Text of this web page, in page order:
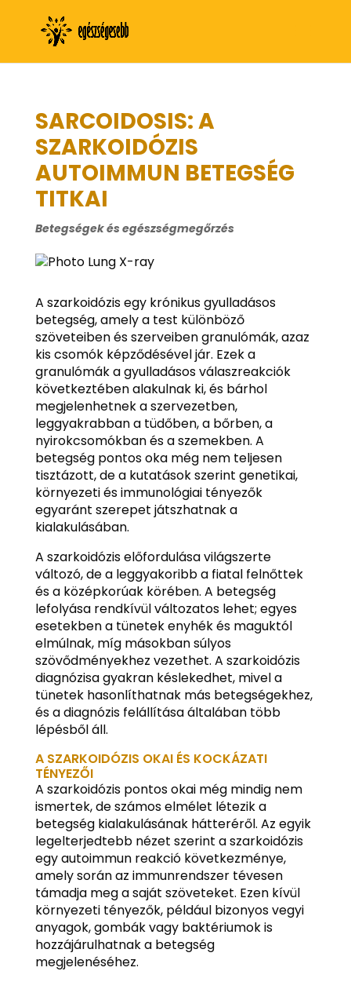
SARCOIDOSIS: A
SZARKOIDÓZIS
AUTOIMMUN BETEGSÉG
TITKAI
Betegségek és egészségmegőrzés
A szarkoidózis egy krónikus gyulladásos
betegség, amely a test különböző
szöveteiben és szerveiben granulómák, azaz
kis csomók képződésével jár. Ezek a
granulómák a gyulladásos válaszreakciók
következtében alakulnak ki, és bárhol
megjelenhetnek a szervezetben,
leggyakrabban a tüdőben, a bőrben, a
nyirokcsomókban és a szemekben. A
betegség pontos oka még nem teljesen
tisztázott, de a kutatások szerint genetikai,
környezeti és immunológiai tényezők
egyaránt szerepet játszhatnak a
kialakulásában.
A szarkoidózis előfordulása világszerte
változó, de a leggyakoribb a fiatal felnőttek
és a középkorúak körében. A betegség
lefolyása rendkívül változatos lehet; egyes
esetekben a tünetek enyhék és maguktól
elmúlnak, míg másokban súlyos
szövődményekhez vezethet. A szarkoidózis
diagnózisa gyakran késlekedhet, mivel a
tünetek hasonlíthatnak más betegségekhez,
és a diagnózis felállítása általában több
lépésből áll.
A SZARKOIDÓZIS OKAI ÉS KOCKÁZATI
TÉNYEZŐI
A szarkoidózis pontos okai még mindig nem
ismertek, de számos elmélet létezik a
betegség kialakulásának hátteréről. Az egyik
legelterjedtebb nézet szerint a szarkoidózis
egy autoimmun reakció következménye,
amely során az immunrendszer tévesen
támadja meg a saját szöveteket. Ezen kívül
környezeti tényezők, például bizonyos vegyi
anyagok, gombák vagy baktériumok is
hozzájárulhatnak a betegség
megjelenéséhez.